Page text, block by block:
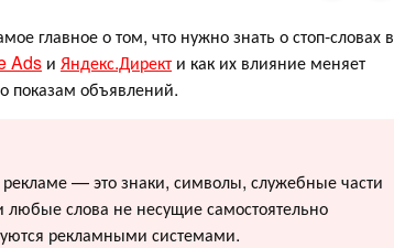
главное о том, что нужно знать о стоп-словах в
Ads и Яндекс.Директ и как их влияние меняет
показам объявлений.
— это знаки, символы, служебные части
слова не несущие самостоятельно
рекламными системами.